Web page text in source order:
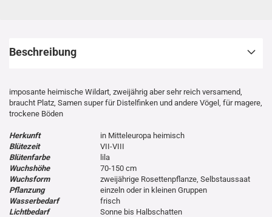
Beschreibung
imposante heimische Wildart, zweijährig aber sehr reich versamend,
braucht Platz, Samen super für Distelfinken und andere Vögel, für magere,
trockene Böden
Herkunft
in Mitteleuropa heimisch
Blütezeit
VII-VIII
Blütenfarbe
lila
Wuchshöhe
70-150 cm
Wuchsform
zweijährige Rosettenpflanze, Selbstaussaat
Pflanzung
einzeln oder in kleinen Gruppen
Wasserbedarf
frisch
Lichtbedarf
Sonne bis Halbschatten